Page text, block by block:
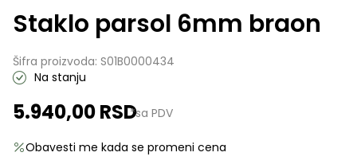
Staklo parsol 6mm braon
Šifra proizvoda: S01B0000434
Na stanju
5.940,00RSD*sa PDV
Obavesti me kada se promeni cena